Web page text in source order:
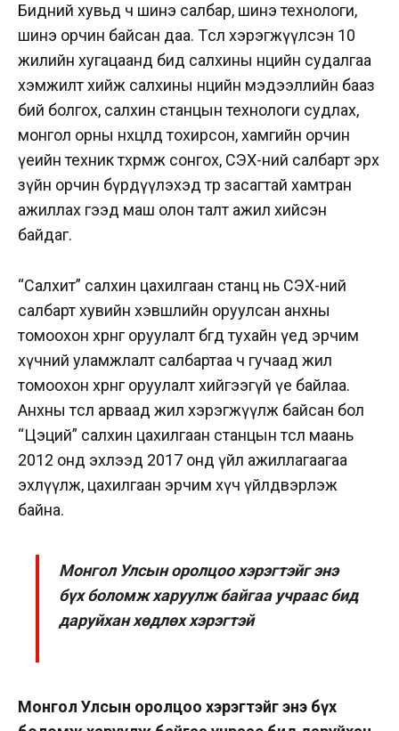
Бидний хувьд ч шинэ салбар, шинэ технологи,
шинэ орчин байсан даа. Төсөл хэрэгжүүлсэн 10
жилийн хугацаанд бид салхины нөөцийн судалгаа
хэмжилт хийж салхины нөөцийн мэдээллийн бааз
бий болгох, салхин станцын технологи судлах,
монгол орны нөхцөлд тохирсон, хамгийн орчин
үеийн техник төхөөрөмж сонгох, СЭХ-ний салбарт эрх
зүйн орчин бүрдүүлэхэд төр засагтай хамтран
ажиллах гээд маш олон талт ажил хийсэн
байдаг.
“Салхит” салхин цахилгаан станц нь СЭХ-ний
салбарт хувийн хэвшлийн оруулсан анхны
томоохон хөрөнгө оруулалт бөгөөд тухайн үед эрчим
хүчний уламжлалт салбартаа ч гучаад жил
томоохон хөрөнгө оруулалт хийгээгүй үе байлаа.
Анхны төслөө арваад жил хэрэгжүүлж байсан бол
“Цэций” салхин цахилгаан станцын төсөл маань
2012 онд эхлээд 2017 онд үйл ажиллагаагаа
эхлүүлж, цахилгаан эрчим хүч үйлдвэрлэж
байна.
Монгол Улсын оролцоо хэрэгтэйг энэ
бүх боломж харуулж байгаа учраас бид
даруйхан хөдлөх хэрэгтэй
Монгол Улсын оролцоо хэрэгтэйг энэ бүх